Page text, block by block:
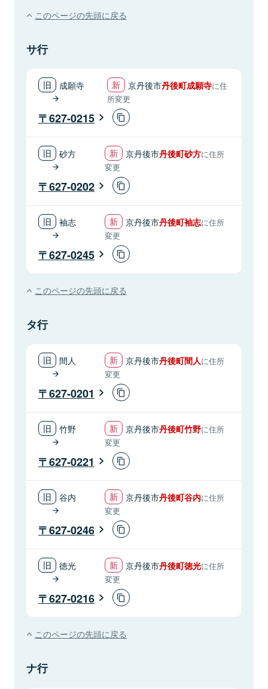
このページの先頭に戻る
サ行
成願寺 京丹後市丹後町成願寺に住
所変更
627-0215
砂方 京丹後市丹後町砂方に住所
変更
627-0202
袖志 京丹後市丹後町袖志に住所
変更
627-0245
このページの先頭に戻る
タ行
間人 京丹後市丹後町間人に住所
変更
627-0201
竹野 京丹後市丹後町竹野に住所
変更
627-0221
谷内 京丹後市丹後町谷内に住所
変更
627-0246
徳光 京丹後市丹後町徳光に住所
変更
627-0216
このページの先頭に戻る
ナ行